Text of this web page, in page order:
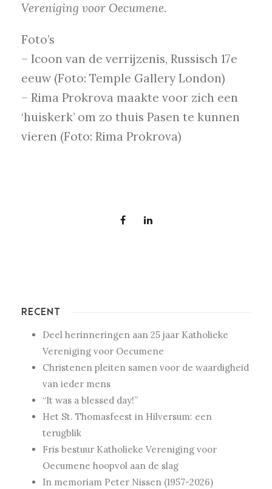
Vereniging voor Oecumene.
Foto’s
– Icoon van de verrijzenis, Russisch 17e
eeuw (Foto: Temple Gallery London)
– Rima Prokrova maakte voor zich een
‘huiskerk’ om zo thuis Pasen te kunnen
vieren (Foto: Rima Prokrova)
RECENT
Deel herinneringen aan 25 jaar Katholieke
Vereniging voor Oecumene
Christenen pleiten samen voor de waardigheid
van ieder mens
“It was a blessed day!”
Het St. Thomasfeest in Hilversum: een
terugblik
Fris bestuur Katholieke Vereniging voor
Oecumene hoopvol aan de slag
In memoriam Peter Nissen (1957-2026)